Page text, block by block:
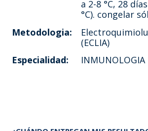
a 2-8 °C, 28
°C). congelar
Metodologia:
(ECLIA)
Especialidad:
INMUNOLOGIA